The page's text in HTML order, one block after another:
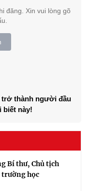
đăng. Xin vui lòng gõ
trở thành người đầu
biết này!
Bí thư, Chủ tịch
trường học